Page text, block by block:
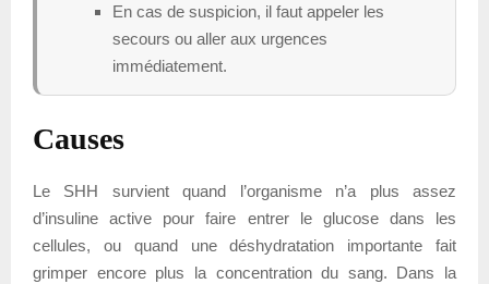
En cas de suspicion, il faut appeler les
secours ou aller aux urgences
immédiatement.
Causes
Le SHH survient quand l’organisme n’a plus assez
d’insuline active pour faire entrer le glucose dans les
cellules, ou quand une déshydratation importante fait
grimper encore plus la concentration du sang. Dans la